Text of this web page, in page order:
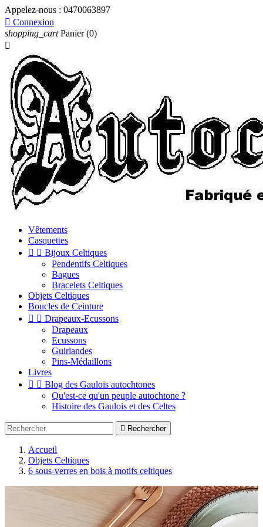
Appelez-nous : 0470063897
 Connexion
shopping_cart Panier (0)

Vêtements
Casquettes
  Bijoux Celtiques
Pendentifs Celtiques
Bagues
Bracelets Celtiques
Objets Celtiques
Boucles de Ceinture
  Drapeaux-Ecussons
Drapeaux
Ecussons
Guirlandes
Pins-Médaillons
Livres
  Blog des Gaulois autochtones
Qu'est-ce qu'un peuple autochtone ?
Histoire des Gaulois et des Celtes
 Rechercher
Accueil
Objets Celtiques
6 sous-verres en bois à motifs celtiques